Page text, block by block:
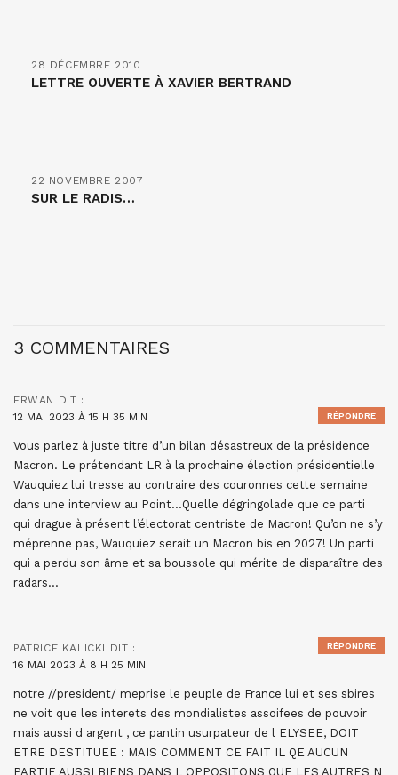
28 DÉCEMBRE 2010
LETTRE OUVERTE À XAVIER BERTRAND
22 NOVEMBRE 2007
SUR LE RADIS…
3 COMMENTAIRES
ERWAN DIT :
12 MAI 2023 À 15 H 35 MIN
Vous parlez à juste titre d’un bilan désastreux de la présidence
Macron. Le prétendant LR à la prochaine élection présidentielle
Wauquiez lui tresse au contraire des couronnes cette semaine
dans une interview au Point…Quelle dégringolade que ce parti
qui drague à présent l’électorat centriste de Macron! Qu’on ne s’y
méprenne pas, Wauquiez serait un Macron bis en 2027! Un parti
qui a perdu son âme et sa boussole qui mérite de disparaître des
radars…
RÉPONDRE
PATRICE KALICKI DIT :
16 MAI 2023 À 8 H 25 MIN
notre //president/ meprise le peuple de France lui et ses sbires
ne voit que les interets des mondialistes assoifees de pouvoir
mais aussi d argent , ce pantin usurpateur de l ELYSEE, DOIT
ETRE DESTITUEE : MAIS COMMENT CE FAIT IL QE AUCUN
PARTIE AUSSI BIENS DANS L OPPOSITONS QUE LES AUTRES N
RÉPONDRE